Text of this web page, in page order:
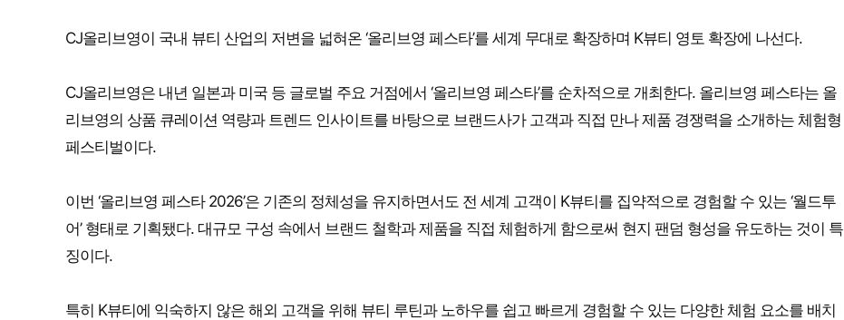
CJ올리브영이 국내 뷰티 산업의 저변을 넓혀온 ‘올리브영 페스타’를 세계 무대로 확장하며 K뷰티 영토 확장에 나선다.
CJ올리브영은 내년 일본과 미국 등 글로벌 주요 거점에서 ‘올리브영 페스타’를 순차적으로 개최한다. 올리브영 페스타는 올
리브영의 상품 큐레이션 역량과 트렌드 인사이트를 바탕으로 브랜드사가 고객과 직접 만나 제품 경쟁력을 소개하는 체험형
페스티벌이다.
이번 ‘올리브영 페스타 2026’은 기존의 정체성을 유지하면서도 전 세계 고객이 K뷰티를 집약적으로 경험할 수 있는 ‘월드투
어’ 형태로 기획됐다. 대규모 구성 속에서 브랜드 철학과 제품을 직접 체험하게 함으로써 현지 팬덤 형성을 유도하는 것이 특
징이다.
특히 K뷰티에 익숙하지 않은 해외 고객을 위해 뷰티 루틴과 노하우를 쉽고 빠르게 경험할 수 있는 다양한 체험 요소를 배치